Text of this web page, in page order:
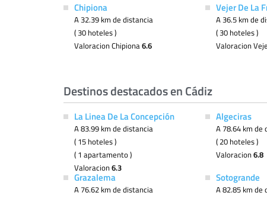
Chipiona
A 32.39 km de distancia
( 30 hoteles )
Valoracion Chipiona6.6
Vejer De La
A 36.5 km de
( 30 hoteles )
Valoracion
Destinos destacados en Cádiz
La Linea De La Concepción
A 83.99 km de distancia
( 15 hoteles )
( 1 apartamento )
Valoracion6.3
Algeciras
A 78.64 km de
( 20 hoteles )
Valoracion6.8
Grazalema
A 76.62 km de distancia
Sotogrande
A 82.85 km de